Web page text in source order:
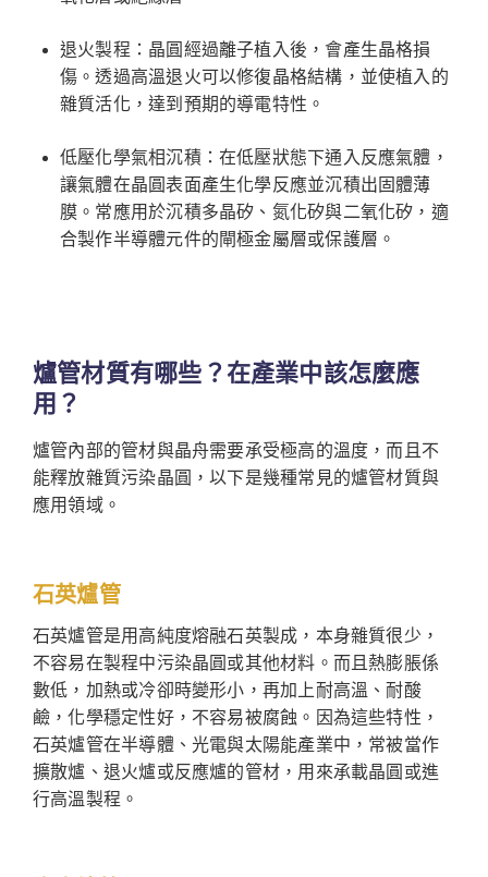
退火製程：晶圓經過離子植入後，會產生晶格損
傷。透過高溫退火可以修復晶格結構，並使植入的
雜質活化，達到預期的導電特性。
低壓化學氣相沉積：在低壓狀態下通入反應氣體，
讓氣體在晶圓表面產生化學反應並沉積出固體薄
膜。常應用於沉積多晶矽、氮化矽與二氧化矽，適
合製作半導體元件的閘極金屬層或保護層。
爐管材質有哪些？在產業中該怎麼應
用？
爐管內部的管材與晶舟需要承受極高的溫度，而且不
能釋放雜質污染晶圓，以下是幾種常見的爐管材質與
應用領域。
石英爐管
石英爐管是用高純度熔融石英製成，本身雜質很少，
不容易在製程中污染晶圓或其他材料。而且熱膨脹係
數低，加熱或冷卻時變形小，再加上耐高溫、耐酸
鹼，化學穩定性好，不容易被腐蝕。因為這些特性，
石英爐管在半導體、光電與太陽能產業中，常被當作
擴散爐、退火爐或反應爐的管材，用來承載晶圓或進
行高溫製程。